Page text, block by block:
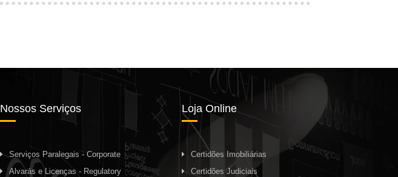
Nossos Serviços
Serviços Paralegais - Corporate
Alvarás e Licenças - Regulatory
Loja Online
Certidões Imobiliárias
Certidões Judiciais